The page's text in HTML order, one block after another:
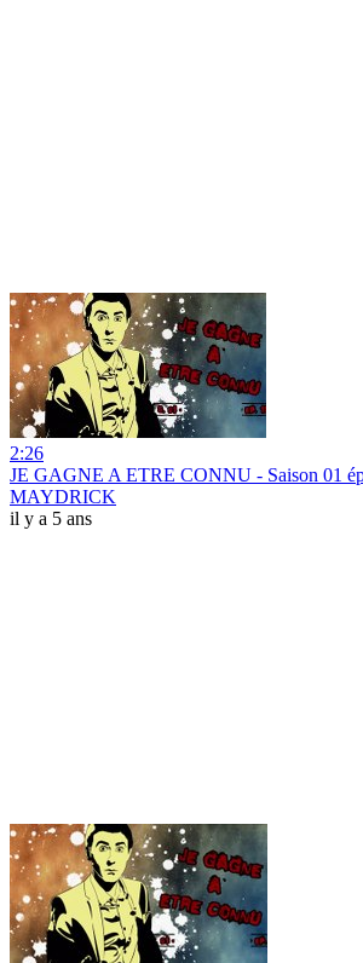
2:26
JE GAGNE A ETRE CONNU - Saison 01
MAYDRICK
il y a 5 ans